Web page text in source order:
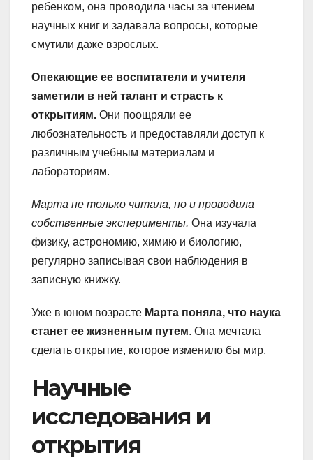
ребенком, она проводила часы за чтением
научных книг и задавала вопросы, которые
смутили даже взрослых.
Опекающие ее воспитатели и учителя
заметили в ней талант и страсть к
открытиям. Они поощряли ее
любознательность и предоставляли доступ к
различным учебным материалам и
лабораториям.
Марта не только читала, но и проводила
собственные эксперименты. Она изучала
физику, астрономию, химию и биологию,
регулярно записывая свои наблюдения в
записную книжку.
Уже в юном возрасте Марта поняла, что наука
станет ее жизненным путем. Она мечтала
сделать открытие, которое изменило бы мир.
Научные
исследования и
открытия